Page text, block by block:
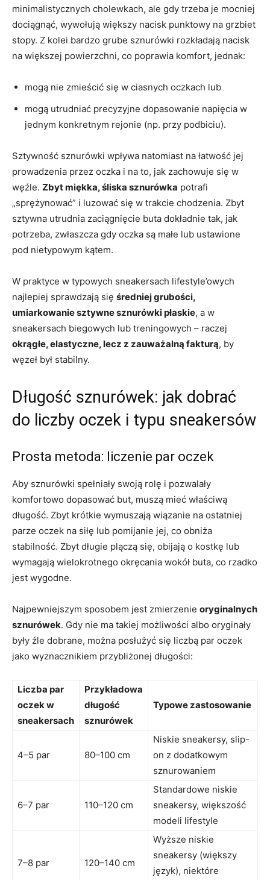
minimalistycznych cholewkach, ale gdy trzeba je mocniej
dociągnąć, wywołują większy nacisk punktowy na grzbiet
stopy. Z kolei bardzo grube sznurówki rozkładają nacisk
na większej powierzchni, co poprawia komfort, jednak:
mogą nie zmieścić się w ciasnych oczkach lub
mogą utrudniać precyzyjne dopasowanie napięcia w
jednym konkretnym rejonie (np. przy podbiciu).
Sztywność sznurówki wpływa natomiast na łatwość jej
prowadzenia przez oczka i na to, jak zachowuje się w
węźle. Zbyt miękka, śliska sznurówka potrafi
„sprężynować” i luzować się w trakcie chodzenia. Zbyt
sztywna utrudnia zaciągnięcie buta dokładnie tak, jak
potrzeba, zwłaszcza gdy oczka są małe lub ustawione
pod nietypowym kątem.
W praktyce w typowych sneakersach lifestyle’owych
najlepiej sprawdzają się średniej grubości,
umiarkowanie sztywne sznurówki płaskie, a w
sneakersach biegowych lub treningowych – raczej
okrągłe, elastyczne, lecz z zauważalną fakturą, by
węzeł był stabilny.
Długość sznurówek: jak dobrać
do liczby oczek i typu sneakersów
Prosta metoda: liczenie par oczek
Aby sznurówki spełniały swoją rolę i pozwalały
komfortowo dopasować but, muszą mieć właściwą
długość. Zbyt krótkie wymuszają wiązanie na ostatniej
parze oczek na siłę lub pomijanie jej, co obniża
stabilność. Zbyt długie plączą się, obijają o kostkę lub
wymagają wielokrotnego okręcania wokół buta, co rzadko
jest wygodne.
Najpewniejszym sposobem jest zmierzenie oryginalnych
sznurówek. Gdy nie ma takiej możliwości albo oryginały
były źle dobrane, można posłużyć się liczbą par oczek
jako wyznacznikiem przybliżonej długości:
Liczba par
oczek w
sneakersach
Przykładowa
długość
sznurówek
Typowe zastosowanie
4–5 par 80–100 cm
Niskie sneakersy, slip-
on z dodatkowym
sznurowaniem
6–7 par 110–120 cm
Standardowe niskie
sneakersy, większość
modeli lifestyle
7–8 par 120–140 cm
Wyższe niskie
sneakersy (większy
język), niektóre